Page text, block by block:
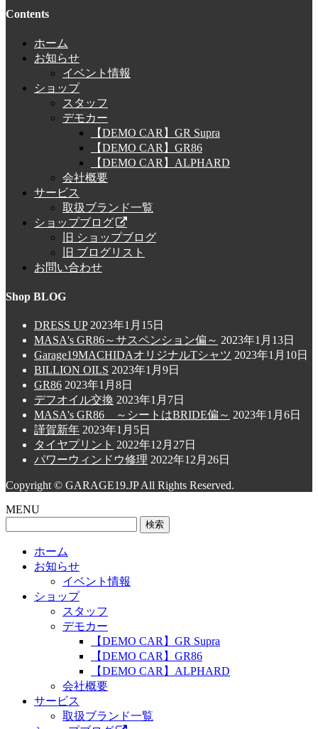
Contents
ホーム
お知らせ
イベント情報
ショップ
スタッフ
デモカー
【DEMO CAR】GR Supra
【DEMO CAR】GR86
【DEMO CAR】ALPHARD
会社概要
サービス
取扱ブランド一覧
ショップブログ
旧 ショップブログ
旧 ブログリスト
お問い合わせ
Shop BLOG
DRESS UP 2023年1月15日
MASA's GR86～サスペンション偏～ 2023年1月13日
Garage19MACHIDAオリジナルTシャツ 2023年1月10日
BILLION OILS 2023年1月9日
GR86 2023年1月8日
デフオイル交換 2023年1月7日
MASA's GR86 ～シートはBRIDE偏～ 2023年1月6日
謹賀新年 2023年1月5日
タイヤプリント 2022年12月27日
パワーウィンドウ修理 2022年12月26日
Copyright © GARAGE19.JP All Rights Reserved.
MENU
ホーム
お知らせ
イベント情報
ショップ
スタッフ
デモカー
【DEMO CAR】GR Supra
【DEMO CAR】GR86
【DEMO CAR】ALPHARD
会社概要
サービス
取扱ブランド一覧